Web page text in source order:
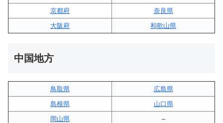
京都府
奈良県
大阪府
和歌山県
中国地方
鳥取県
広島県
島根県
山口県
岡山県
–